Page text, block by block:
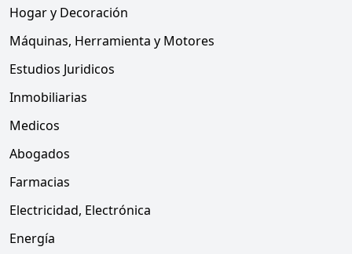
Hogar y Decoración
Máquinas, Herramienta y Motores
Estudios Juridicos
Inmobiliarias
Medicos
Abogados
Farmacias
Electricidad, Electrónica
Energía